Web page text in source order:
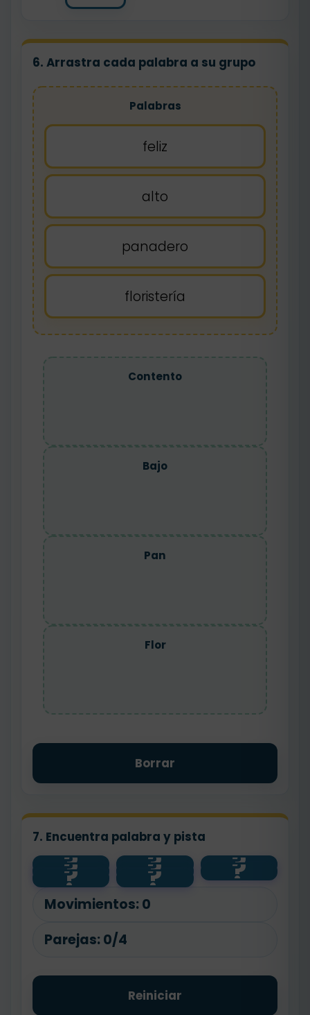
6. Arrastra cada palabra a su grupo
Palabras
feliz
alto
panadero
floristería
Contento
Bajo
Pan
Flor
Borrar
7. Encuentra palabra y pista
?
flor ?
contento ?
panadero
?
feliz ?
bajo ?
floristería
?
alto ?
pan
Movimientos: 0
Parejas: 0/4
Reiniciar